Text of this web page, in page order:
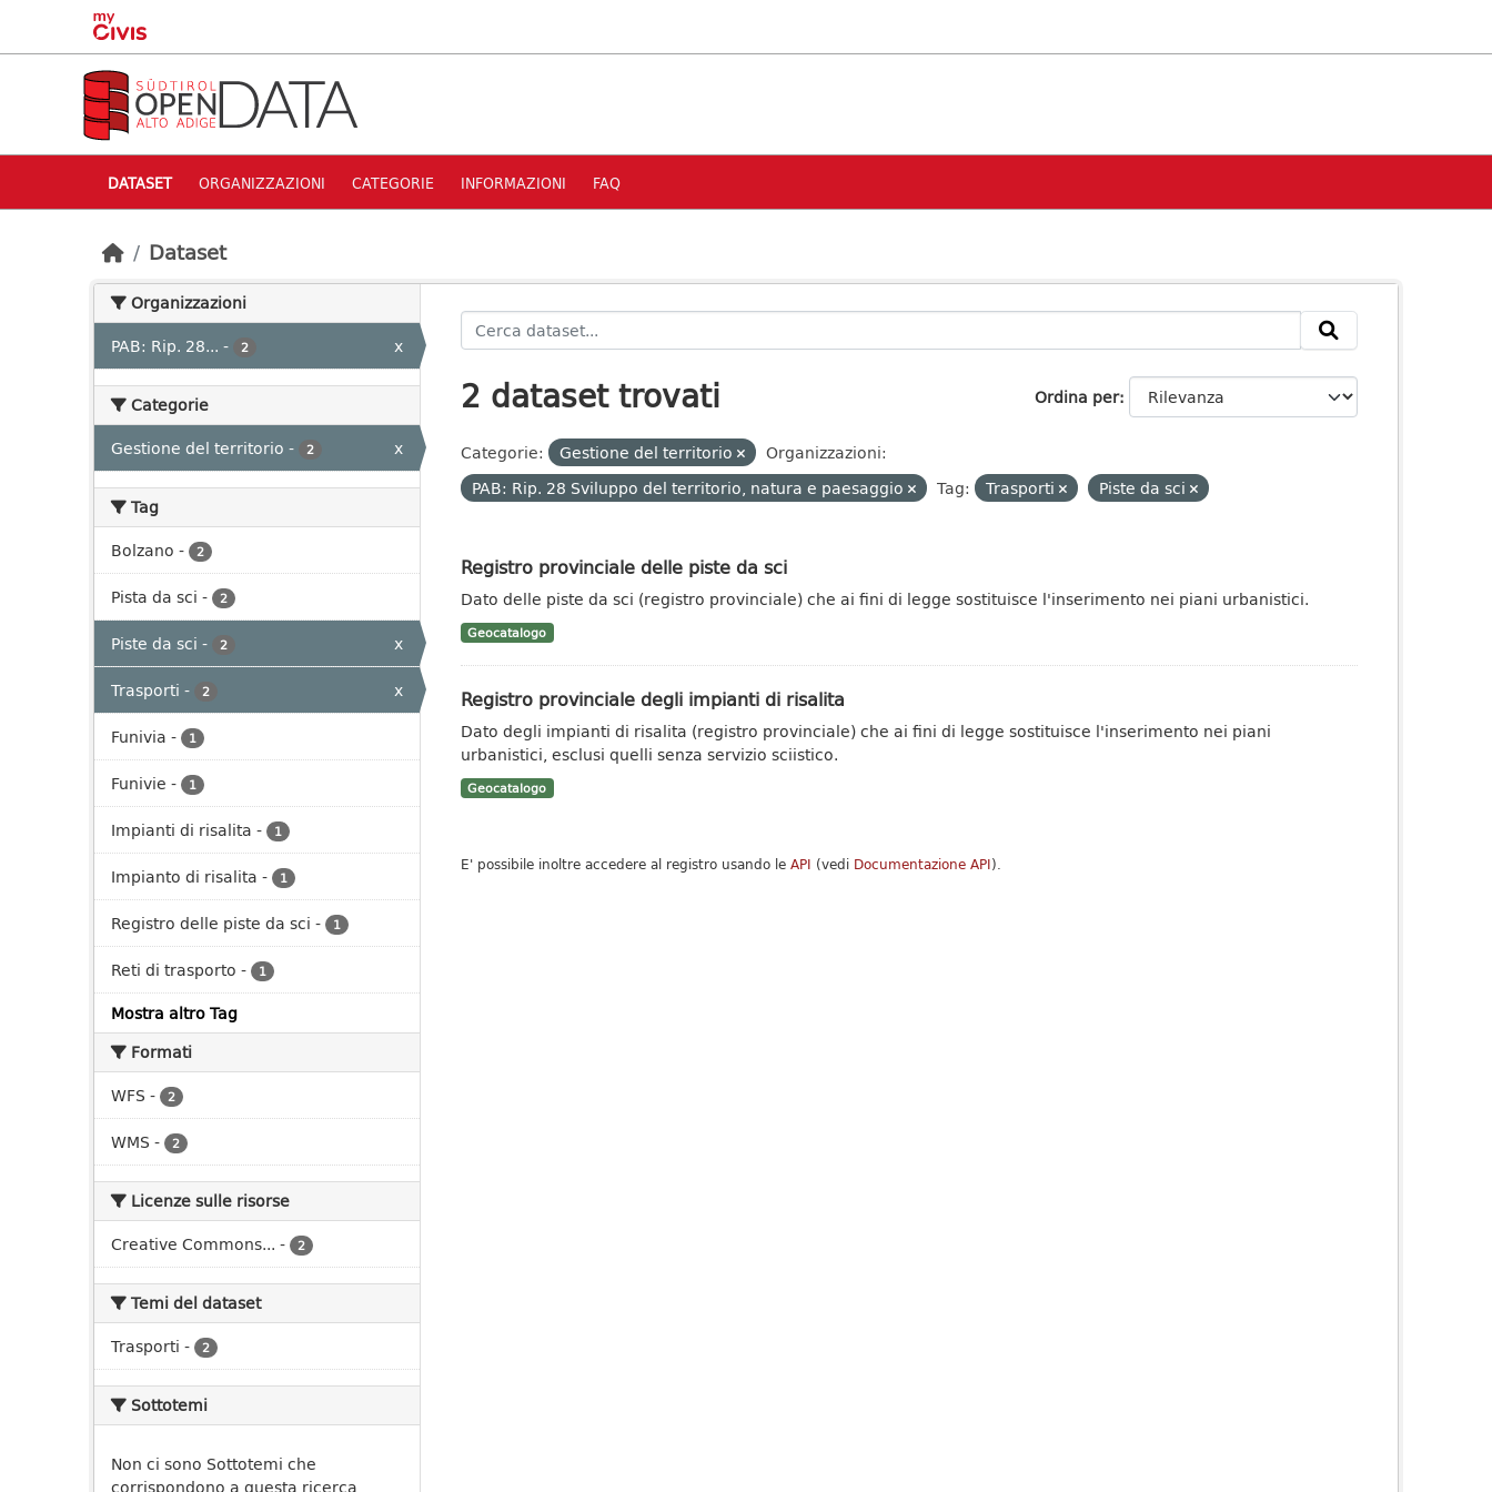
Skip to main content
DATASET ORGANIZZAZIONI CATEGORIE INFORMAZIONI FAQ
Dataset
Organizzazioni
PAB: Rip. 28... - 2 x
Categorie
Gestione del territorio - 2 x
Tag
Bolzano - 2
Pista da sci - 2
Piste da sci - 2
x
Trasporti - 2
x
Funivia - 1
Funivie - 1
Impianti di risalita - 1
Impianto di risalita - 1
Registro delle piste da sci - 1
Reti di trasporto - 1
Mostra altro Tag
Formati
WFS - 2
WMS - 2
Licenze sulle risorse
Creative Commons... - 2
Temi del dataset
Trasporti - 2
Sottotemi
Non ci sono Sottotemi che
corrispondono a questa ricerca
Ordina per
2 dataset trovati
Categorie: Gestione del territorio
Organizzazioni:
PAB: Rip. 28 Sviluppo del territorio, natura e paesaggio
Tag: Trasporti Piste da sci
Registro provinciale delle piste da sci
Dato delle piste da sci (registro provinciale) che ai fini di legge sostituisce l'inserimento nei piani urbanistici.
Geocatalogo
Registro provinciale degli impianti di risalita
Dato degli impianti di risalita (registro provinciale) che ai fini di legge sostituisce l'inserimento nei piani
urbanistici, esclusi quelli senza servizio sciistico.
Geocatalogo
E' possibile inoltre accedere al registro usando le API (vedi Documentazione API).